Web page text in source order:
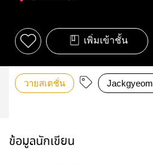
เพิ่มเข้าชั้น
วายสเตชั่น Jackgyeom
ข้อมูลนักเขียน